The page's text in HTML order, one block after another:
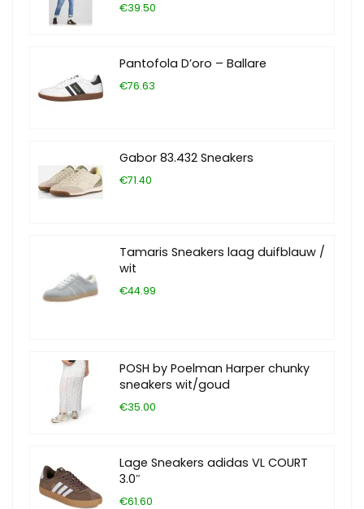
€39.50
Pantofola D’oro – Ballare
€76.63
Gabor 83.432 Sneakers
€71.40
Tamaris Sneakers laag duifblauw /
wit
€44.99
POSH by Poelman Harper chunky
sneakers wit/goud
€35.00
Lage Sneakers adidas VL COURT
3.0″
€61.60